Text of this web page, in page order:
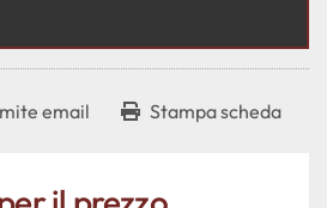
email Stampa scheda